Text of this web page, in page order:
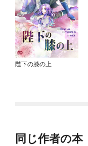
陛下の膝の上
同じ作者の本